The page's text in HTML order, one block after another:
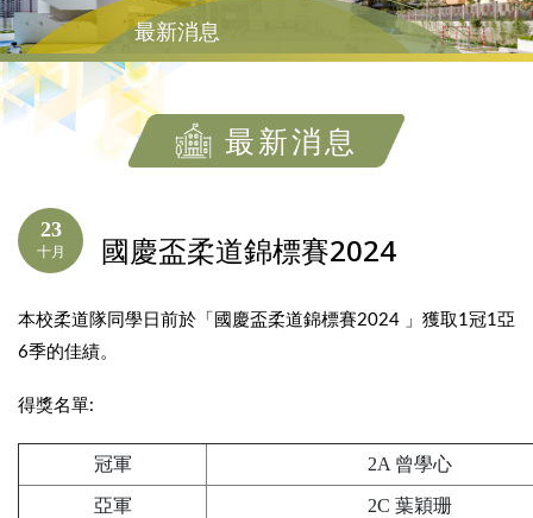
最新消息
最新消息
23
十月 國慶盃柔道錦標賽2024
本校柔道隊同學日前於「國慶盃柔道錦標賽2024 」獲取1冠1亞
6季的佳績。
得獎名單:
冠軍 2A 曾學心
亞軍 2C 葉穎珊